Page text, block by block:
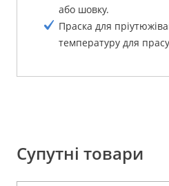
або шовку.
Праска для
температуру для
Супутні товари